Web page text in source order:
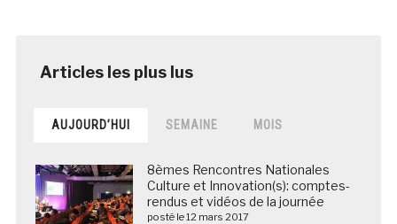
AUJOURD’HUI SEMAINE MOIS
8èmes Rencontres Nationales
Culture et Innovation(s): comptes-
rendus et vidéos de la journée
posté le 12 mars 2017